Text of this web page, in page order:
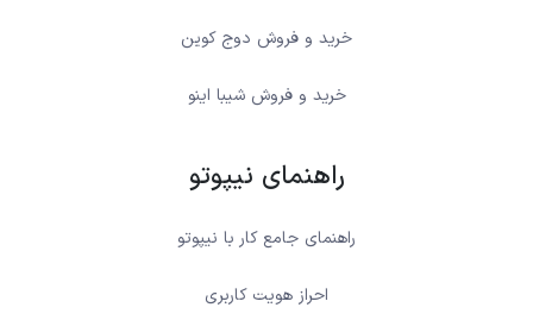
خرید و فروش دوج کوین
خرید و فروش شیبا اینو
راهنمای نیپوتو
راهنمای جامع کار با نیپوتو
احراز هویت کاربری